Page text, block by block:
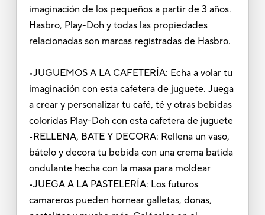
imaginación de los pequeños a partir de 3 años.
Hasbro, Play-Doh y todas las propiedades
relacionadas son marcas registradas de Hasbro.
•JUGUEMOS A LA CAFETERÍA: Echa a volar tu
imaginación con esta cafetera de juguete. Juega
a crear y personalizar tu café, té y otras bebidas
coloridas Play-Doh con esta cafetera de juguete
•RELLENA, BATE Y DECORA: Rellena un vaso,
bátelo y decora tu bebida con una crema batida
ondulante hecha con la masa para moldear
•JUEGA A LA PASTELERÍA: Los futuros
camareros pueden hornear galletas, donas,